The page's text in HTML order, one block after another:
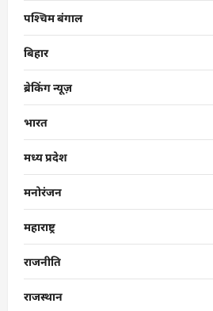
पश्चिम बंगाल
बिहार
ब्रेकिंग न्यूज़
भारत
मध्य प्रदेश
मनोरंजन
महाराष्ट्र
राजनीति
राजस्थान